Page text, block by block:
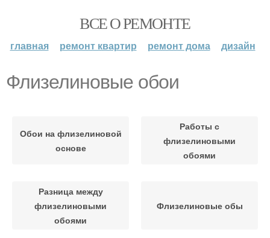
ВСЕ О РЕМОНТЕ
главная ремонт квартир ремонт дома дизайн
Флизелиновые обои
Обои на флизелиновой
основе
Работы с
флизелиновыми
обоями
Разница между
флизелиновыми
обоями
Флизелиновые обы